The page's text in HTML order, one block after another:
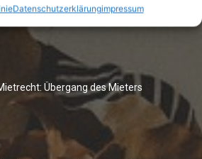
Datenschutzerklärungimpressum
Neuer Look fürs
Übergang des Mieters